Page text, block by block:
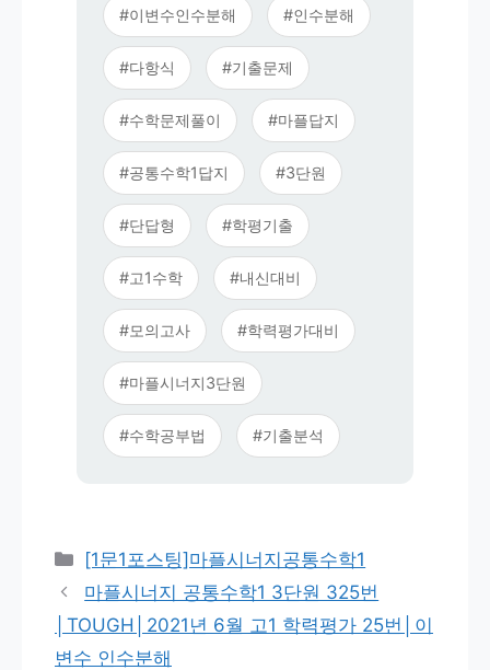
#이변수인수분해 #인수분해
#다항식 #기출문제
#수학문제풀이 #마플답지
#공통수학1답지 #3단원
#단답형 #학평기출
#고1수학 #내신대비
#모의고사 #학력평가대비
#마플시너지3단원
#수학공부법 #기출분석
카
테
고
리
[1문1포스팅]마플시너지공통수학1
마플시너지 공통수학1 3단원 325번
│TOUGH│2021년 6월 고1 학력평가 25번│이
변수 인수분해